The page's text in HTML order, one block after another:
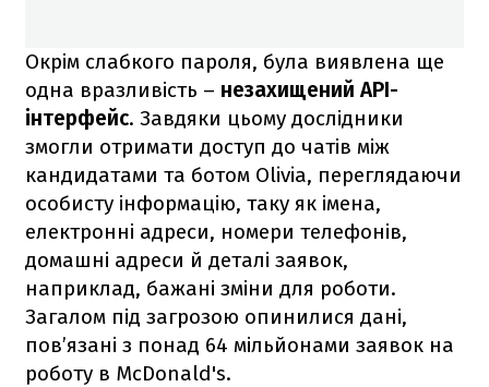
Окрім слабкого пароля, була виявлена ще
одна вразливість – незахищений API-
інтерфейс. Завдяки цьому дослідники
змогли отримати доступ до чатів між
кандидатами та ботом Olivia, переглядаючи
особисту інформацію, таку як імена,
електронні адреси, номери телефонів,
домашні адреси й деталі заявок,
наприклад, бажані зміни для роботи.
Загалом під загрозою опинилися дані,
пов’язані з понад 64 мільйонами заявок на
роботу в McDonald's.